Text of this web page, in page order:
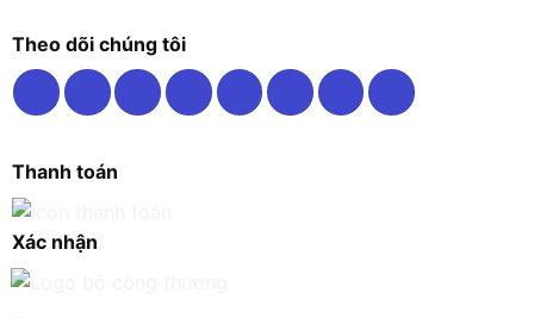
Theo dõi chúng tôi
Thanh toán
Xác nhận